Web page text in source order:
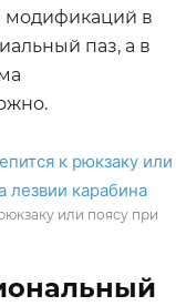
модификаций в
паз, а в
или поясу при